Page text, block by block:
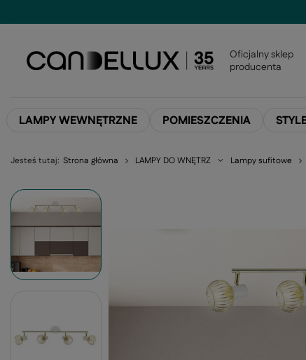
Oficjalny sklep
producenta
LAMPY WEWNĘTRZNE POMIESZCZENIA
Jesteś tutaj: Strona główna LAMPY DO WNĘTRZ Lampy sufitowe